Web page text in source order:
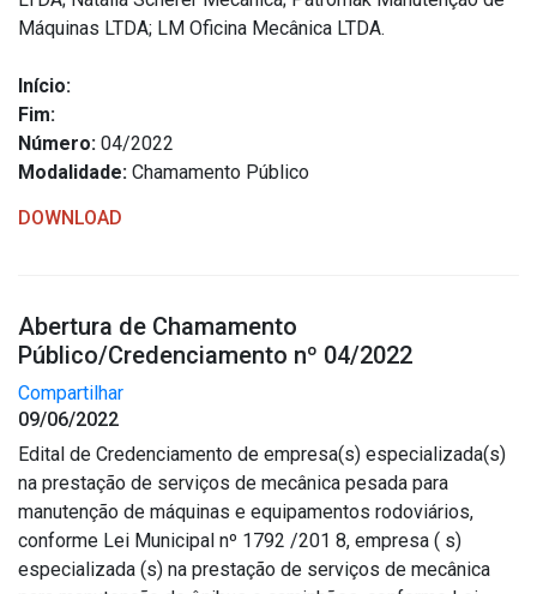
Máquinas LTDA; LM Oficina Mecânica LTDA.
Início:
Fim:
Número: 04/2022
Modalidade: Chamamento Público
DOWNLOAD
Abertura de Chamamento
Público/Credenciamento nº 04/2022
Compartilhar
09/06/2022
Edital de Credenciamento de empresa(s) especializada(s)
na prestação de serviços de mecânica pesada para
manutenção de máquinas e equipamentos rodoviários,
conforme Lei Municipal nº 1792 /201 8, empresa ( s)
especializada (s) na prestação de serviços de mecânica